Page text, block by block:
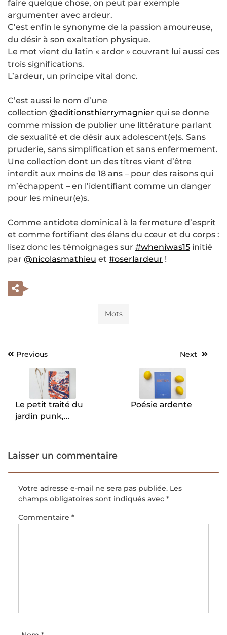
faire quelque chose, on peut par exemple
argumenter avec ardeur.
C’est enfin le synonyme de la passion amoureuse,
du désir à son exaltation physique.
Le mot vient du latin « ardor » couvrant lui aussi ces
trois significations.
L’ardeur, un principe vital donc.
C’est aussi le nom d’une
collection @editionsthierrymagnier qui se donne
comme mission de publier une littérature parlant
de sexualité et de désir aux adolescent(e)s. Sans
pruderie, sans simplification et sans enfermement.
Une collection dont un des titres vient d’être
interdit aux moins de 18 ans – pour des raisons qui
m’échappent – en l’identifiant comme un danger
pour les mineur(e)s.
Comme antidote dominical à la fermeture d’esprit
et comme fortifiant des élans du cœur et du corps :
lisez donc les témoignages sur #wheniwas15 initié
par @nicolasmathieu et #oserlardeur !
Mots
Navigation
l’article
Previous
Le petit traité du
jardin punk,
Lenoir.
Next
Poésie ardente
Laisser un commentaire
Votre adresse e-mail ne sera pas publiée. Les
champs obligatoires sont indiqués avec *
Commentaire *